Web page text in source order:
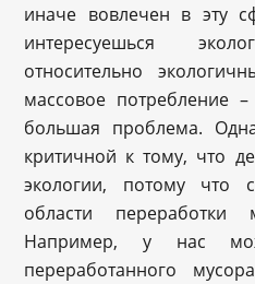
иначе вовлечен в эту
интересуешься
относительно
массовое потребление
большая проблема.
критичной к тому, что
экологии, потому что
области переработки
Например, у нас
переработанного